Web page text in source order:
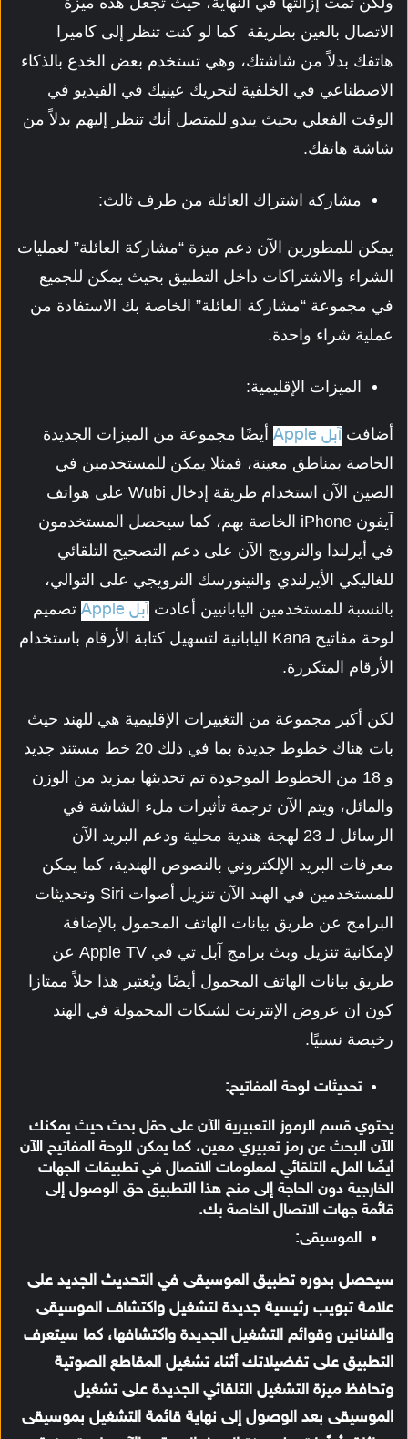
الاتصال بالعين بطريقة كما لو كنت تنظر إلى كاميرا
هاتفك بدلاً من شاشتك، وهي تستخدم بعض الخدع بالذكاء
الاصطناعي في الخلفية لتحريك عينيك في الفيديو في
الوقت الفعلي بحيث يبدو للمتصل أنك تنظر إليهم بدلاً من
شاشة هاتفك.
مشاركة اشتراك العائلة من طرف ثالث:
يمكن للمطورين الآن دعم ميزة “مشاركة العائلة” لعمليات
الشراء والاشتراكات داخل التطبيق بحيث يمكن للجميع
في مجموعة “مشاركة العائلة” الخاصة بك الاستفادة من
عملية شراء واحدة.
الميزات الإقليمية:
أضافتآبل Apple
أيضًا مجموعة من الميزات الجديدة
الخاصة بمناطق معينة، فمثلا يمكن للمستخدمين في
الصين الآن استخدام طريقة إدخال Wubi على هواتف
آيفون iPhone الخاصة بهم، كما سيحصل المستخدمون
في أيرلندا والنرويج الآن على دعم التصحيح التلقائي
للغاليكي الأيرلندي والنينورسك النرويجي على التوالي،
بالنسبة للمستخدمين اليابانيين أعادتآبل Apple
تصميم
لوحة مفاتيح Kana اليابانية لتسهيل كتابة الأرقام باستخدام
الأرقام المتكررة.
لكن أكبر مجموعة من التغييرات الإقليمية هي للهند حيث
بات هناك خطوط جديدة بما في ذلك 20 خط مستند جديد
و 18 من الخطوط الموجودة تم تحديثها بمزيد من الوزن
والمائل، ويتم الآن ترجمة تأثيرات ملء الشاشة في
الرسائل لـ 23 لهجة هندية محلية ودعم البريد الآن
معرفات البريد الإلكتروني بالنصوص الهندية، كما يمكن
للمستخدمين في الهند الآن تنزيل أصوات Siri وتحديثات
البرامج عن طريق بيانات الهاتف المحمول بالإضافة
لإمكانية تنزيل وبث برامج آبل تي في Apple TV عن
طريق بيانات الهاتف المحمول أيضًا ويُعتبر هذا حلاً ممتازا
كون ان عروض الإنترنت لشبكات المحمولة في الهند
رخيصة نسبيًا.
تحديثات لوحة المفاتيح:
يحتوي قسم الرموز التعبيرية الآن على حقل بحث حيث يمكنك
الآن البحث عن رمز تعبيري معين، كما يمكن للوحة المفاتيح الآن
أيضًا الملء التلقائي لمعلومات الاتصال في تطبيقات الجهات
الخارجية دون الحاجة إلى منح هذا التطبيق حق الوصول إلى
قائمة جهات الاتصال الخاصة بك.
الموسيقى:
سيحصل بدوره تطبيق الموسيقى في التحديث الجديد على
علامة تبويب رئيسية جديدة لتشغيل واكتشاف الموسيقى
والفنانين وقوائم التشغيل الجديدة واكتشافها، كما سيتعرف
التطبيق على تفضيلاتك أثناء تشغيل المقاطع الصوتية
وتحافظ ميزة التشغيل التلقائي الجديدة على تشغيل
الموسيقى بعد الوصول إلى نهاية قائمة التشغيل بموسيقى